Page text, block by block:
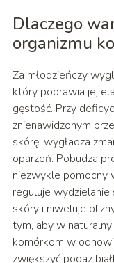
Dlaczego
organizmu
Za młodzieńczy
który poprawia jej
gęstość. Przy
znienawidzonym
skórę, wygładza
oparzeń. Pobudza
niezwykle pomocny
reguluje
skóry i niweluje
tym, aby w
komórkom w
zwiększyć podaż